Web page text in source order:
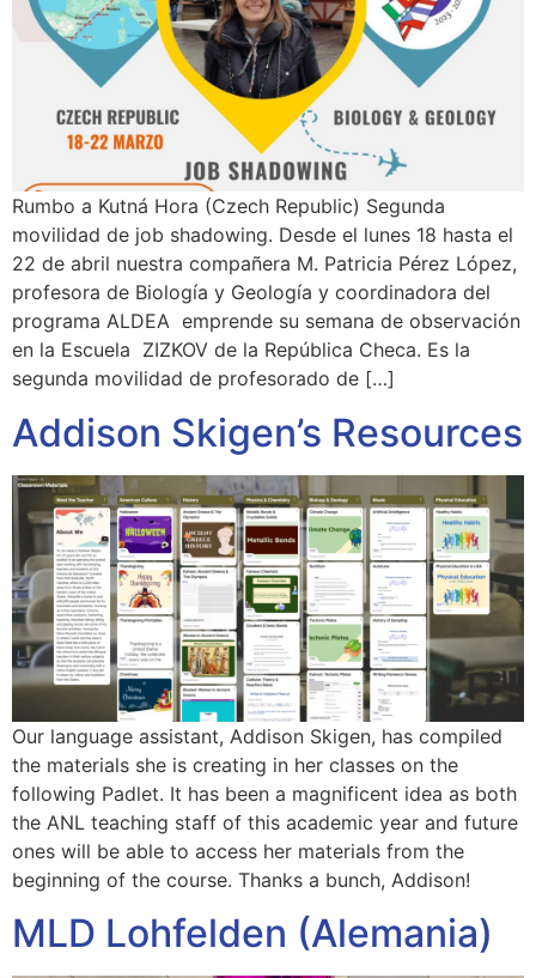
Rumbo a Kutná Hora (Czech Republic) Segunda
movilidad de job shadowing. Desde el lunes 18 hasta el
22 de abril nuestra compañera M. Patricia Pérez López,
profesora de Biología y Geología y coordinadora del
programa ALDEA emprende su semana de observación
en la Escuela ZIZKOV de la República Checa. Es la
segunda movilidad de profesorado de […]
Addison Skigen’s Resources
Our language assistant, Addison Skigen, has compiled
the materials she is creating in her classes on the
following Padlet. It has been a magnificent idea as both
the ANL teaching staff of this academic year and future
ones will be able to access her materials from the
beginning of the course. Thanks a bunch, Addison!
MLD Lohfelden (Alemania)